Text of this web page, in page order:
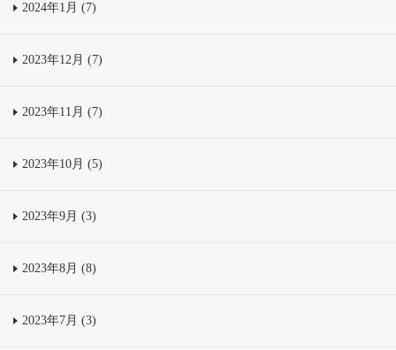
2024年1月 (7)
2023年12月 (7)
2023年11月 (7)
2023年10月 (5)
2023年9月 (3)
2023年8月 (8)
2023年7月 (3)